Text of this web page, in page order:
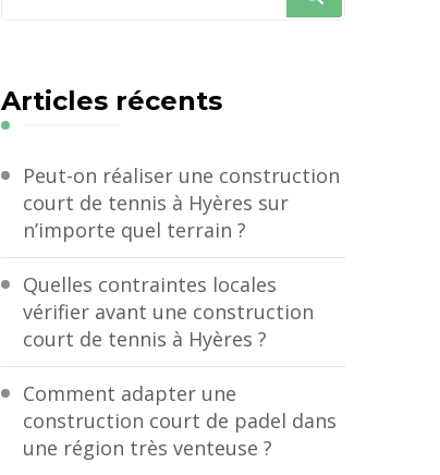
?
Articles récents
Peut-on réaliser une construction
court de tennis à Hyères sur
n’importe quel terrain ?
Quelles contraintes locales
vérifier avant une construction
court de tennis à Hyères ?
Comment adapter une
construction court de padel dans
une région très venteuse ?